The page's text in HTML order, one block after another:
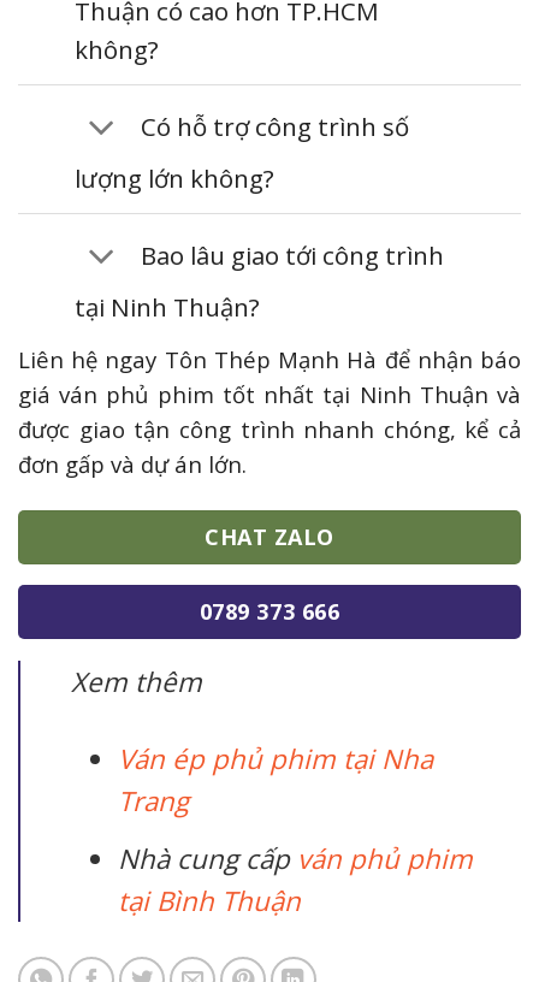
Thuận có cao hơn TP.HCM
không?
Có hỗ trợ công trình số
lượng lớn không?
Bao lâu giao tới công trình
tại Ninh Thuận?
Liên hệ ngay Tôn Thép Mạnh Hà để nhận báo
giá ván phủ phim tốt nhất tại Ninh Thuận và
được giao tận công trình nhanh chóng, kể cả
đơn gấp và dự án lớn.
CHAT ZALO
0789 373 666
Xem thêm
Ván ép phủ phim tại Nha
Trang
Nhà cung cấp ván phủ phim
tại Bình Thuận